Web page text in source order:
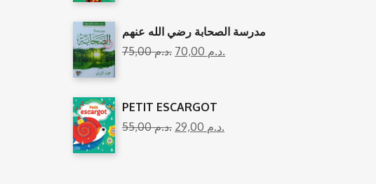
مدرسة الصحابة رضي الله عنهم
75,00
د.م. 70,00 د.م.
PETIT ESCARGOT
55,00
د.م. 29,00 د.م.